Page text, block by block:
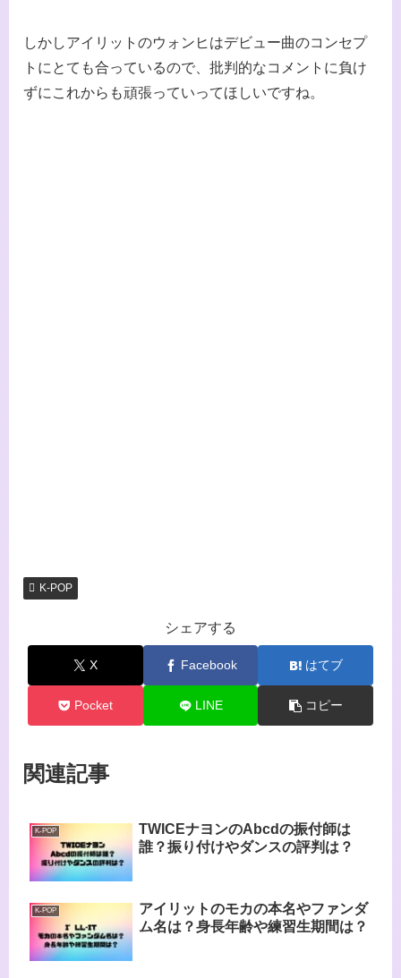
しかしアイリットのウォンヒはデビュー曲のコンセプ
トにとても合っているので、批判的なコメントに負け
ずにこれからも頑張っていってほしいですね。
K-POP
シェアする
X Facebook はてブ
Pocket LINE コピー
関連記事
K-POP
TWICEナヨンのAbcdの振付師は
誰？振り付けやダンスの評判は？
K-POP
アイリットのモカの本名やファンダ
ム名は？身長年齢や練習生期間は？